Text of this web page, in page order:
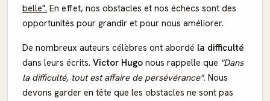
belle". En effet, nos obstacles et nos échecs sont des
opportunités pour grandir et pour nous améliorer.
De nombreux auteurs célèbres ont abordé la difficulté
dans leurs écrits. Victor Hugo nous rappelle que "Dans
la difficulté, tout est affaire de persévérance". Nous
devons garder en tête que les obstacles ne sont pas